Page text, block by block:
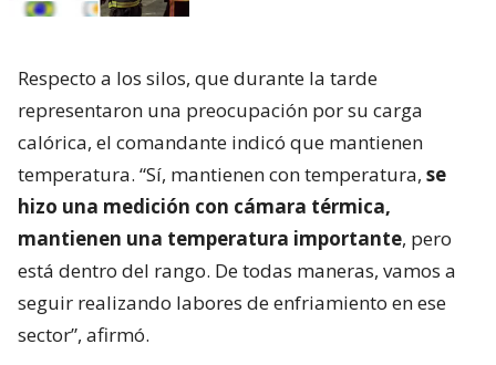
Respecto a los silos, que durante la tarde
representaron una preocupación por su carga
calórica, el comandante indicó que mantienen
temperatura. “Sí, mantienen con temperatura, se
hizo una medición con cámara térmica,
mantienen una temperatura importante, pero
está dentro del rango. De todas maneras, vamos a
seguir realizando labores de enfriamiento en ese
sector”, afirmó.